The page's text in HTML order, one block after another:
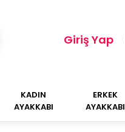
Giriş Yap
KADIN
AYAKKABI
ERKEK
AYAKKABI